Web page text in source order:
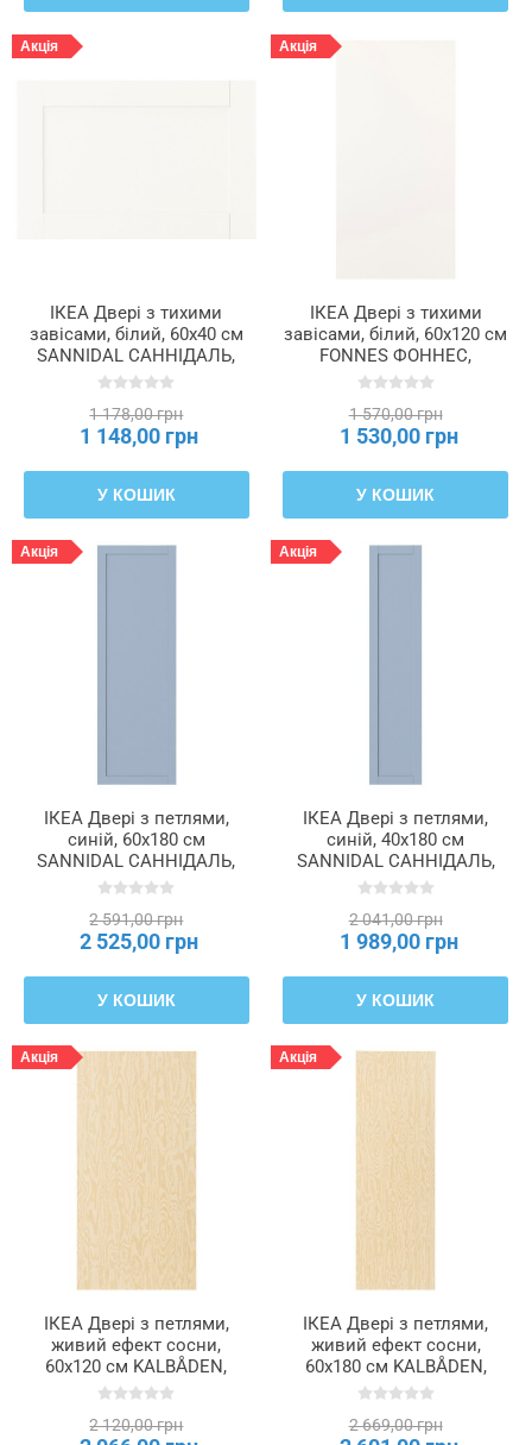
Акція
ІКЕА Двері з тихими
завісами, білий, 60x40 см
SANNIDAL САННІДАЛЬ,
896.312.03
1 178,00 грн
1 148,00 грн
У КОШИК
Акція
ІКЕА Двері з тихими
завісами, білий, 60x120 см
FONNES ФОННЕС,
796.311.71
1 570,00 грн
1 530,00 грн
У КОШИК
Акція
ІКЕА Двері з петлями,
синій, 60x180 см
SANNIDAL САННІДАЛЬ,
695.548.80
2 591,00 грн
2 525,00 грн
У КОШИК
Акція
ІКЕА Двері з петлями,
синій, 40x180 см
SANNIDAL САННІДАЛЬ,
395.548.67
2 041,00 грн
1 989,00 грн
У КОШИК
Акція
ІКЕА Двері з петлями,
живий ефект сосни,
60x120 см KALBÅDEN,
194.959.11
2 120,00 грн
Акція
ІКЕА Двері з петлями,
живий ефект сосни,
60x180 см KALBÅDEN,
594.959.14
2 669,00 грн